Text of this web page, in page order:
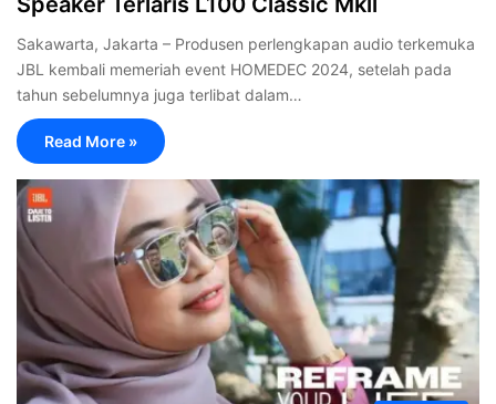
Sakawarta, Jakarta – Produsen perlengkapan audio terkemuka
JBL kembali memeriah event HOMEDEC 2024, setelah pada
tahun sebelumnya juga terlibat dalam…
Read More »